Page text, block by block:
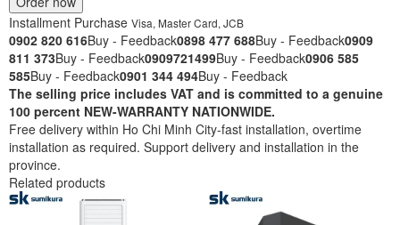
Installment Purchase Visa, Master Card, JCB
0902 820 616Buy - Feedback0898 477 688Buy - Feedback0909
811 373Buy - Feedback0909721499Buy - Feedback0906 585
585Buy - Feedback0901 344 494Buy - Feedback
The selling price includes VAT and is committed to a genuine
100 percent NEW-WARRANTY NATIONWIDE.
Free delivery within Ho Chi Minh City-fast installation, overtime
installation as required. Support delivery and installation in the
province.
Related products